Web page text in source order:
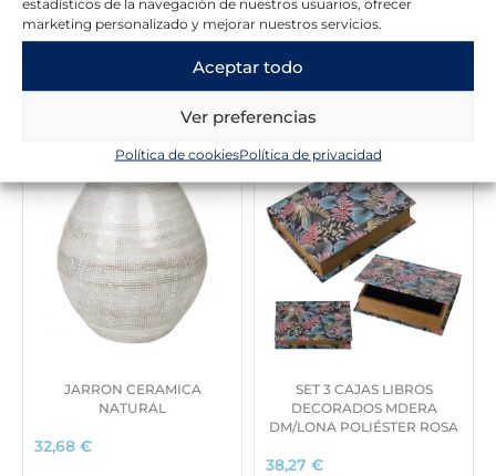
estadísticos de la navegación de nuestros usuarios, ofrecer
marketing personalizado y mejorar nuestros servicios.
Aceptar todo
Ver preferencias
Política de cookiesPolítica de privacidad
Novedades en la tienda
JARRON CERAMICA
NATURAL
32,68 €
SET 3 CAJAS LIBROS
DECORADOS MDERA
DM/LONA POLIÉSTER ROSA
38,27 €